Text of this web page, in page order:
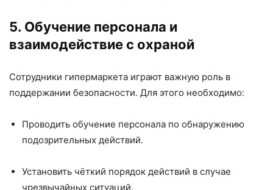
5. Обучение персонала и
взаимодействие с охраной
Сотрудники гипермаркета играют важную роль в
поддержании безопасности. Для этого необходимо:
Проводить обучение персонала по обнаружению
подозрительных действий.
Установить чёткий порядок действий в случае
чрезвычайных ситуаций.